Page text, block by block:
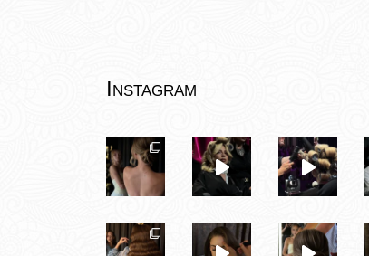
Instagram